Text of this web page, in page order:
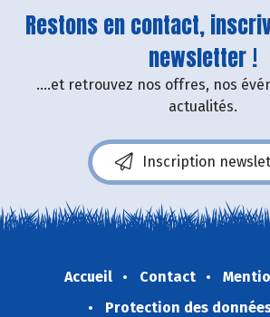
Restons en contact,
newsletter !
....et retrouvez nos offres, nos
actualités.
Inscription
Accueil Contact
Protection des